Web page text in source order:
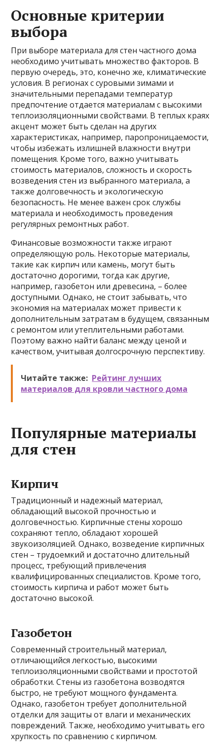
Основные критерии
выбора
При выборе материала для стен частного дома
необходимо учитывать множество факторов. В
первую очередь, это, конечно же, климатические
условия. В регионах с суровыми зимами и
значительными перепадами температур
предпочтение отдается материалам с высокими
теплоизоляционными свойствами. В теплых краях
акцент может быть сделан на других
характеристиках, например, паропроницаемости,
чтобы избежать излишней влажности внутри
помещения. Кроме того, важно учитывать
стоимость материалов, сложность и скорость
возведения стен из выбранного материала, а
также долговечность и экологическую
безопасность. Не менее важен срок службы
материала и необходимость проведения
регулярных ремонтных работ.
Финансовые возможности также играют
определяющую роль. Некоторые материалы,
такие как кирпич или камень, могут быть
достаточно дорогими, тогда как другие,
например, газобетон или древесина, – более
доступными. Однако, не стоит забывать, что
экономия на материалах может привести к
дополнительным затратам в будущем, связанным
с ремонтом или утеплительными работами.
Поэтому важно найти баланс между ценой и
качеством, учитывая долгосрочную перспективу.
Читайте также: Рейтинг лучших
материалов для кровли частного дома
Популярные материалы
для стен
Кирпич
Традиционный и надежный материал,
обладающий высокой прочностью и
долговечностью. Кирпичные стены хорошо
сохраняют тепло, обладают хорошей
звукоизоляцией. Однако, возведение кирпичных
стен – трудоемкий и достаточно длительный
процесс, требующий привлечения
квалифицированных специалистов. Кроме того,
стоимость кирпича и работ может быть
достаточно высокой.
Газобетон
Современный строительный материал,
отличающийся легкостью, высокими
теплоизоляционными свойствами и простотой
обработки. Стены из газобетона возводятся
быстро, не требуют мощного фундамента.
Однако, газобетон требует дополнительной
отделки для защиты от влаги и механических
повреждений. Также, необходимо учитывать его
хрупкость по сравнению с кирпичом.